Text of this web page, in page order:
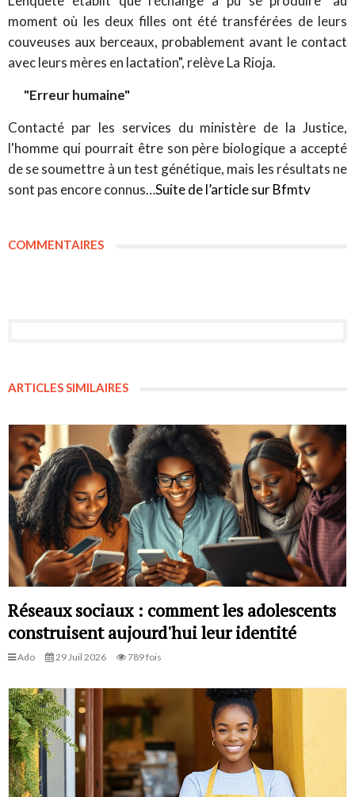
moment où les deux filles ont été transférées de leurs
couveuses aux berceaux, probablement avant le contact
avec leurs mères en lactation", relève La Rioja.
"Erreur humaine"
Contacté par les services du ministère de la Justice,
l'homme qui pourrait être son père biologique a accepté
de se soumettre à un test génétique, mais les résultats ne
sont pas encore connus…Suite de l’article sur Bfmtv
COMMENTAIRES
ARTICLES SIMILAIRES
Réseaux sociaux : comment les adolescents
construisent aujourd'hui leur identité
Ado 29 Juil 2026 789 fois